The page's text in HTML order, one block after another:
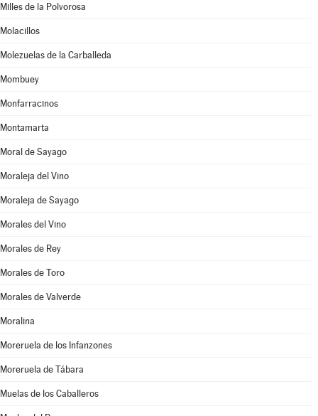
Milles de la Polvorosa
Molacillos
Molezuelas de la Carballeda
Mombuey
Monfarracinos
Montamarta
Moral de Sayago
Moraleja del Vino
Moraleja de Sayago
Morales del Vino
Morales de Rey
Morales de Toro
Morales de Valverde
Moralina
Moreruela de los Infanzones
Moreruela de Tábara
Muelas de los Caballeros